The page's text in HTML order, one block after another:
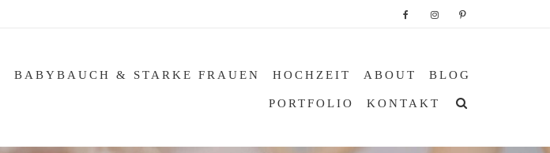
BABYBAUCH & STARKE FRAUEN HOCHZEIT ABOUT BLOG
PORTFOLIO KONTAKT